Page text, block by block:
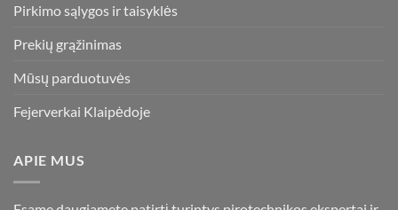
Pirkimo sąlygos ir taisyklės
Prekių grąžinimas
Mūsų parduotuvės
Fejerverkai Klaipėdoje
APIE MUS